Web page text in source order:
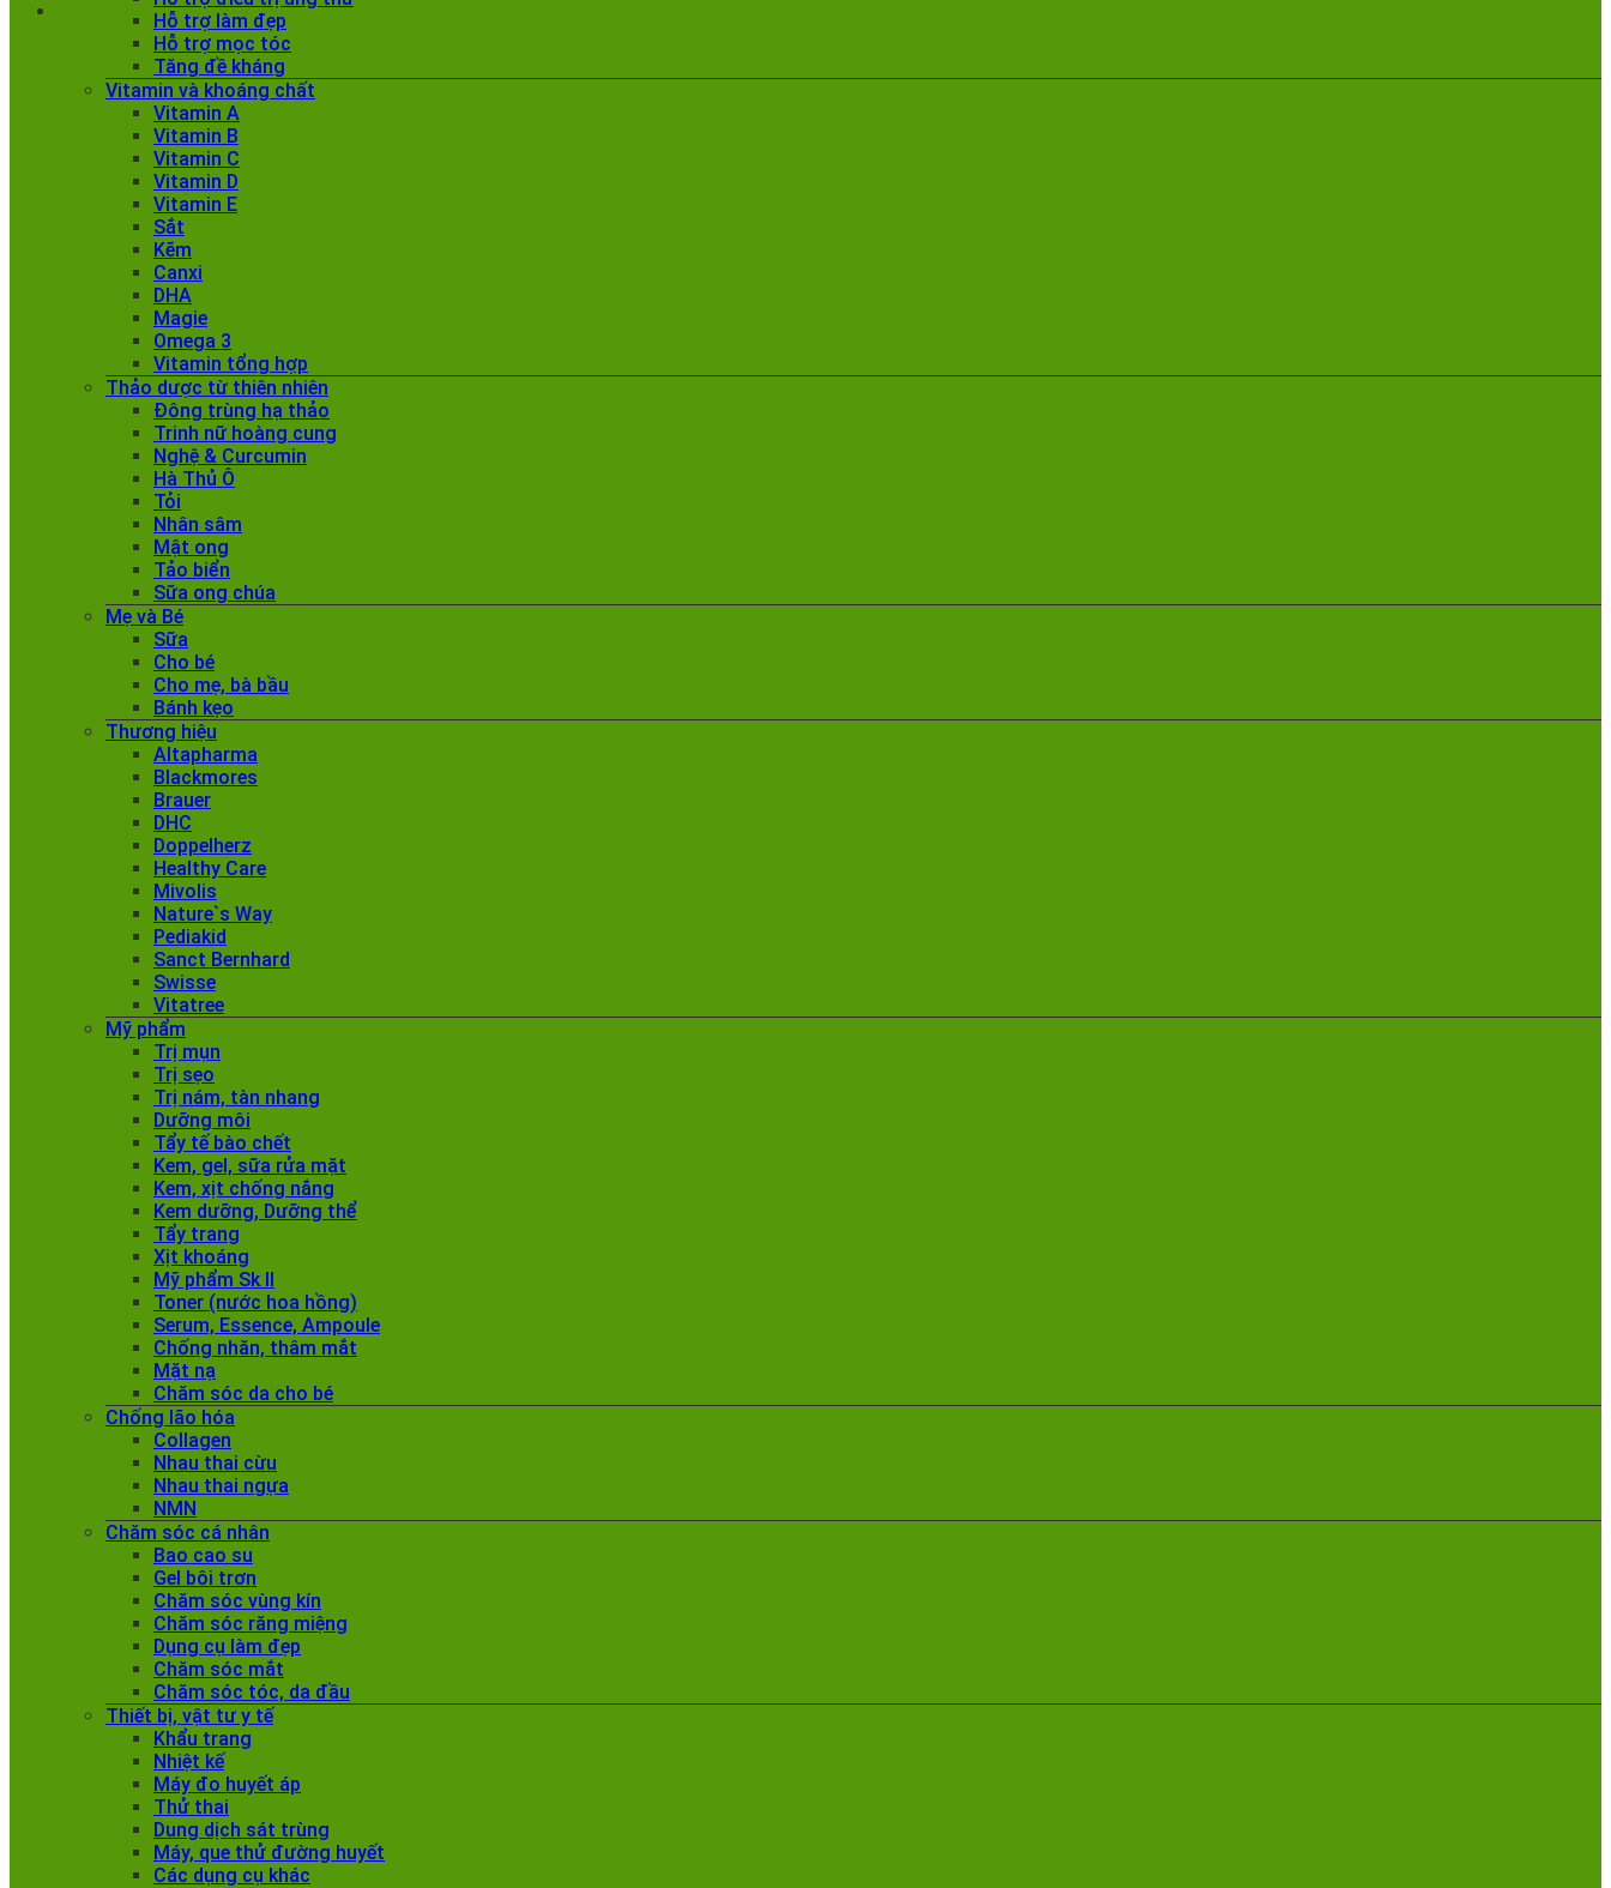
Hỗ trợ làm đẹp
Hỗ trợ mọc tóc
Tăng đề kháng
Vitamin và khoáng chất
Vitamin A
Vitamin B
Vitamin C
Vitamin D
Vitamin E
Sắt
Kẽm
Canxi
DHA
Magie
Omega 3
Vitamin tổng hợp
Thảo dược từ thiên nhiên
Đông trùng hạ thảo
Trinh nữ hoàng cung
Nghệ & Curcumin
Hà Thủ Ô
Tỏi
Nhân sâm
Mật ong
Tảo biển
Sữa ong chúa
Mẹ và Bé
Sữa
Cho bé
Cho mẹ, bà bầu
Bánh kẹo
Thương hiệu
Altapharma
Blackmores
Brauer
DHC
Doppelherz
Healthy Care
Mivolis
Nature`s Way
Pediakid
Sanct Bernhard
Swisse
Vitatree
Mỹ phẩm
Trị mụn
Trị sẹo
Trị nám, tàn nhang
Dưỡng môi
Tẩy tế bào chết
Kem, gel, sữa rửa mặt
Kem, xịt chống nắng
Kem dưỡng, Dưỡng thể
Tẩy trang
Xịt khoáng
Mỹ phẩm Sk II
Toner (nước hoa hồng)
Serum, Essence, Ampoule
Chống nhăn, thâm mắt
Mặt nạ
Chăm sóc da cho bé
Chống lão hóa
Collagen
Nhau thai cừu
Nhau thai ngựa
NMN
Chăm sóc cá nhân
Bao cao su
Gel bôi trơn
Chăm sóc vùng kín
Chăm sóc răng miệng
Dụng cụ làm đẹp
Chăm sóc mắt
Chăm sóc tóc, da đầu
Thiết bị, vật tư y tế
Khẩu trang
Nhiệt kế
Máy đo huyết áp
Thử thai
Dung dịch sát trùng
Máy, que thử đường huyết
Các dụng cụ khác